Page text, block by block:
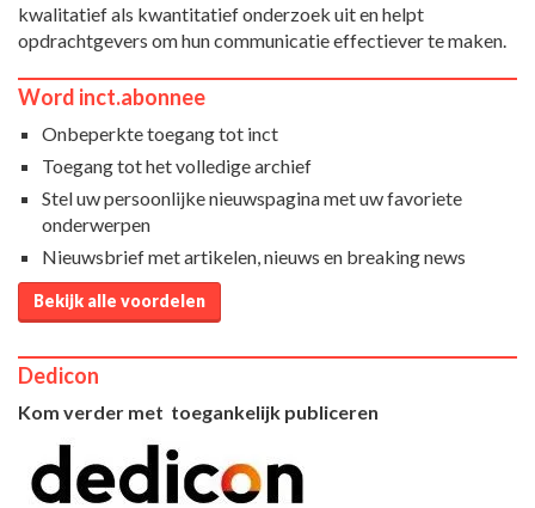
kwalitatief als kwantitatief onderzoek uit en helpt
opdrachtgevers om hun communicatie effectiever te maken.
Word inct.abonnee
Onbeperkte toegang tot inct
Toegang tot het volledige archief
Stel uw persoonlijke nieuwspagina met uw favoriete
onderwerpen
Nieuwsbrief met artikelen, nieuws en breaking news
Bekijk alle voordelen
Dedicon
Kom verder met toegankelijk publiceren